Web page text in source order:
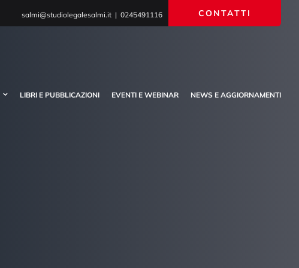
salmi@studiolegalesalmi.it | 0245491116 CONTATTI
LIBRI E PUBBLICAZIONI EVENTI E WEBINAR NEWS E AGGIORNAMENTI